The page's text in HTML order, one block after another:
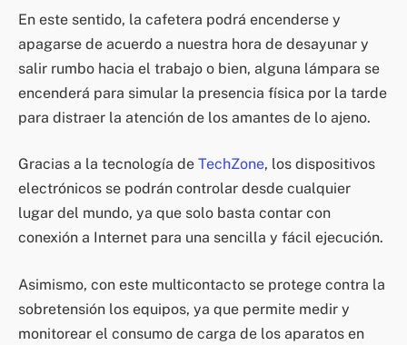
En este sentido, la cafetera podrá encenderse y
apagarse de acuerdo a nuestra hora de desayunar y
salir rumbo hacia el trabajo o bien, alguna lámpara se
encenderá para simular la presencia física por la tarde
para distraer la atención de los amantes de lo ajeno.
Gracias a la tecnología de TechZone, los dispositivos
electrónicos se podrán controlar desde cualquier
lugar del mundo, ya que solo basta contar con
conexión a Internet para una sencilla y fácil ejecución.
Asimismo, con este multicontacto se protege contra la
sobretensión los equipos, ya que permite medir y
monitorear el consumo de carga de los aparatos en